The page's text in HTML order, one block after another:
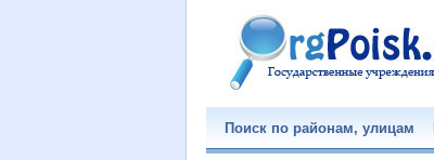
Поиск по районам, улицам